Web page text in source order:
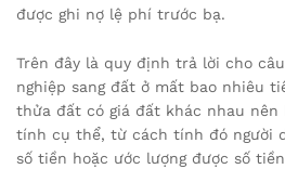
được ghi nợ lệ phí trước bạ.
Trên đây là quy định trả lời cho
nghiệp sang đất ở mất bao nhiêu
thửa đất có giá đất khác nhau nên
tính cụ thể, từ cách tính đó người
số tiền hoặc ước lượng được số